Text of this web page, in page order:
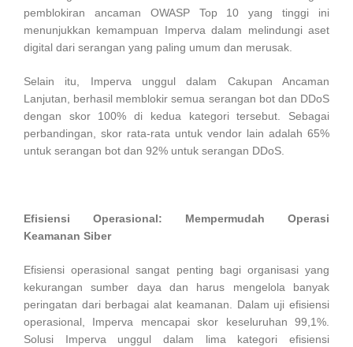
pemblokiran ancaman OWASP Top 10 yang tinggi ini
menunjukkan kemampuan Imperva dalam melindungi aset
digital dari serangan yang paling umum dan merusak.
Selain itu, Imperva unggul dalam Cakupan Ancaman
Lanjutan, berhasil memblokir semua serangan bot dan DDoS
dengan skor 100% di kedua kategori tersebut. Sebagai
perbandingan, skor rata-rata untuk vendor lain adalah 65%
untuk serangan bot dan 92% untuk serangan DDoS.
Efisiensi Operasional: Mempermudah Operasi
Keamanan Siber
Efisiensi operasional sangat penting bagi organisasi yang
kekurangan sumber daya dan harus mengelola banyak
peringatan dari berbagai alat keamanan. Dalam uji efisiensi
operasional, Imperva mencapai skor keseluruhan 99,1%.
Solusi Imperva unggul dalam lima kategori efisiensi